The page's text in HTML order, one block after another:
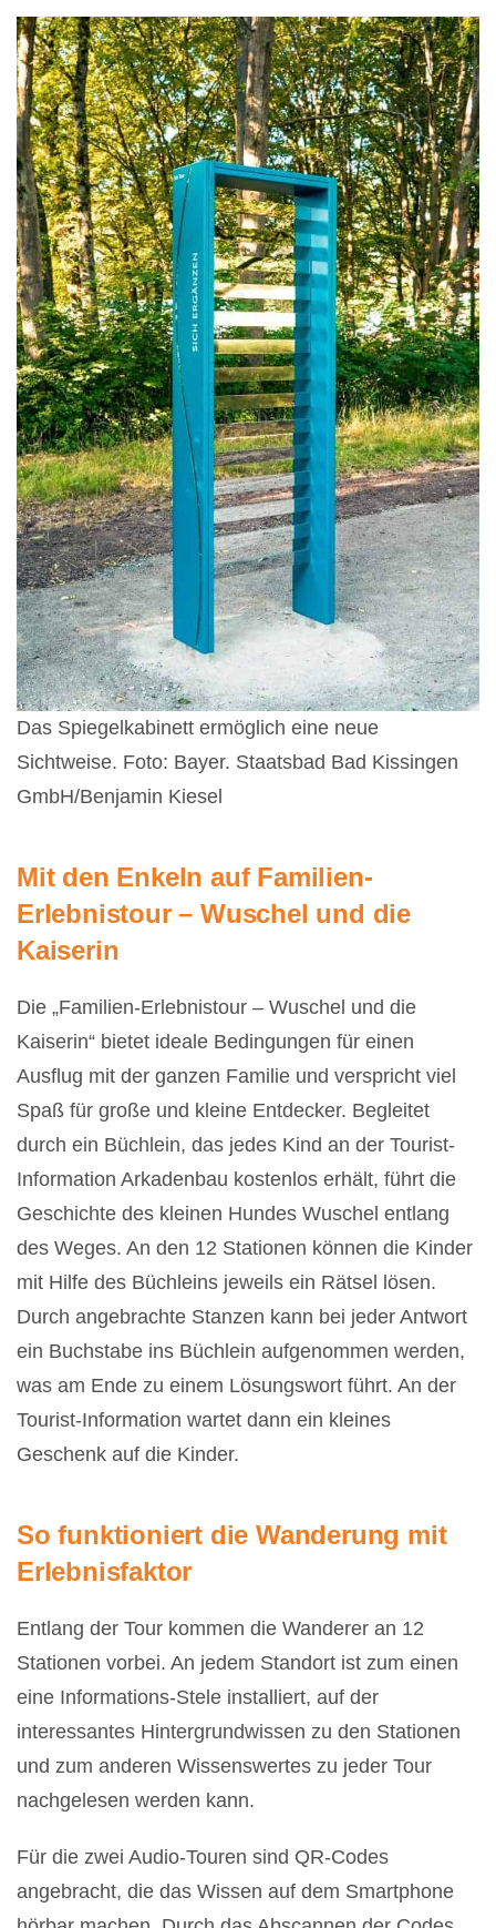
Das Spiegelkabinett ermöglich eine neue
Sichtweise. Foto: Bayer. Staatsbad Bad Kissingen
GmbH/Benjamin Kiesel
Mit den Enkeln auf Familien-
Erlebnistour – Wuschel und die
Kaiserin
Die „Familien-Erlebnistour – Wuschel und die
Kaiserin“ bietet ideale Bedingungen für einen
Ausflug mit der ganzen Familie und verspricht viel
Spaß für große und kleine Entdecker. Begleitet
durch ein Büchlein, das jedes Kind an der Tourist-
Information Arkadenbau kostenlos erhält, führt die
Geschichte des kleinen Hundes Wuschel entlang
des Weges. An den 12 Stationen können die Kinder
mit Hilfe des Büchleins jeweils ein Rätsel lösen.
Durch angebrachte Stanzen kann bei jeder Antwort
ein Buchstabe ins Büchlein aufgenommen werden,
was am Ende zu einem Lösungswort führt. An der
Tourist-Information wartet dann ein kleines
Geschenk auf die Kinder.
So funktioniert die Wanderung mit
Erlebnisfaktor
Entlang der Tour kommen die Wanderer an 12
Stationen vorbei. An jedem Standort ist zum einen
eine Informations-Stele installiert, auf der
interessantes Hintergrundwissen zu den Stationen
und zum anderen Wissenswertes zu jeder Tour
nachgelesen werden kann.
Für die zwei Audio-Touren sind QR-Codes
angebracht, die das Wissen auf dem Smartphone